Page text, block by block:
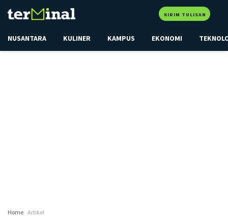
KIRIM TULISAN
NUSANTARA KULINER KAMPUS EKONOMI
Home Artikel